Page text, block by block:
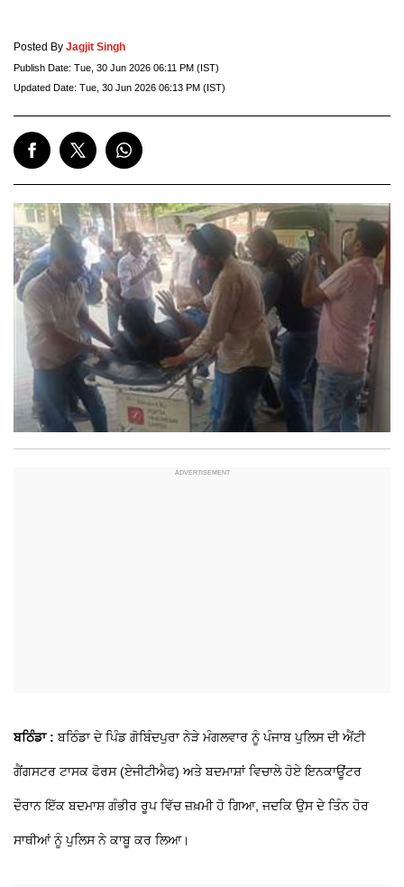
Posted By Jagjit Singh
Publish Date: Tue, 30 Jun 2026 06:11 PM (IST)
Updated Date: Tue, 30 Jun 2026 06:13 PM (IST)
ਬਠਿੰਡਾ :ਬਠਿੰਡਾ ਦੇ ਪਿੰਡ ਗੋਬਿੰਦਪੁਰਾ ਨੇੜੇ ਮੰਗਲਵਾਰ ਨੂੰ ਪੰਜਾਬ ਪੁਲਿਸ ਦੀ ਐਂਟੀ
ਗੈਂਗਸਟਰ ਟਾਸਕ ਫੋਰਸ (ਏਜੀਟੀਐਫ) ਅਤੇ ਬਦਮਾਸ਼ਾਂ ਵਿਚਾਲੇ ਹੋਏ ਇਨਕਾਊਂਟਰ
ਦੌਰਾਨ ਇੱਕ ਬਦਮਾਸ਼ ਗੰਭੀਰ ਰੂਪ ਵਿੱਚ ਜ਼ਖ਼ਮੀ ਹੋ ਗਿਆ, ਜਦਕਿ ਉਸ ਦੇ ਤਿੰਨ ਹੋਰ
ਸਾਥੀਆਂ ਨੂੰ ਪੁਲਿਸ ਨੇ ਕਾਬੂ ਕਰ ਲਿਆ।